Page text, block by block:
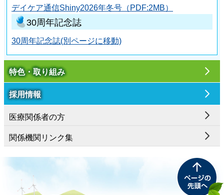
デイケア通信Shiny2026年冬号（PDF:2MB）
30周年記念誌
30周年記念誌(別ページに移動)
特色・取り組み
採用情報
医療関係者の方
関係機関リンク集